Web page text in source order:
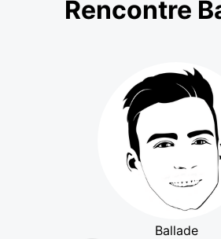
Rencontre
Ballade